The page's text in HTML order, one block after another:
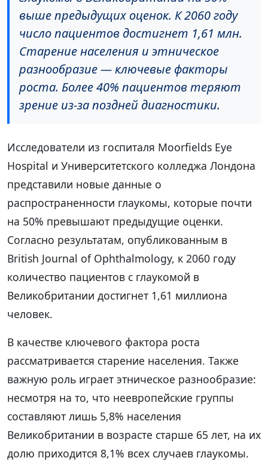
выше предыдущих оценок. К 2060 году
число пациентов достигнет 1,61 млн.
Старение населения и этническое
разнообразие — ключевые факторы
роста. Более 40% пациентов теряют
зрение из-за поздней диагностики.
Исследователи из госпиталя Moorfields Eye
Hospital и Университетского колледжа Лондона
представили новые данные о
распространенности глаукомы, которые почти
на 50% превышают предыдущие оценки.
Согласно результатам, опубликованным в
British Journal of Ophthalmology, к 2060 году
количество пациентов с глаукомой в
Великобритании достигнет 1,61 миллиона
человек.
В качестве ключевого фактора роста
рассматривается старение населения. Также
важную роль играет этническое разнообразие:
несмотря на то, что неевропейские группы
составляют лишь 5,8% населения
Великобритании в возрасте старше 65 лет, на их
долю приходится 8,1% всех случаев глаукомы.